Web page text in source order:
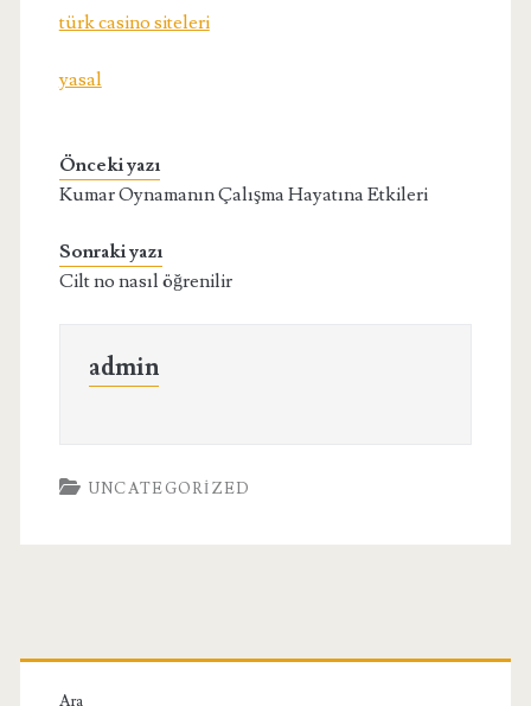
türk casino siteleri
yasal
Önceki yazı
Kumar Oynamanın Çalışma Hayatına Etkileri
Sonraki yazı
Cilt no nasıl öğrenilir
admin
UNCATEGORIZED
Birincil
Ara